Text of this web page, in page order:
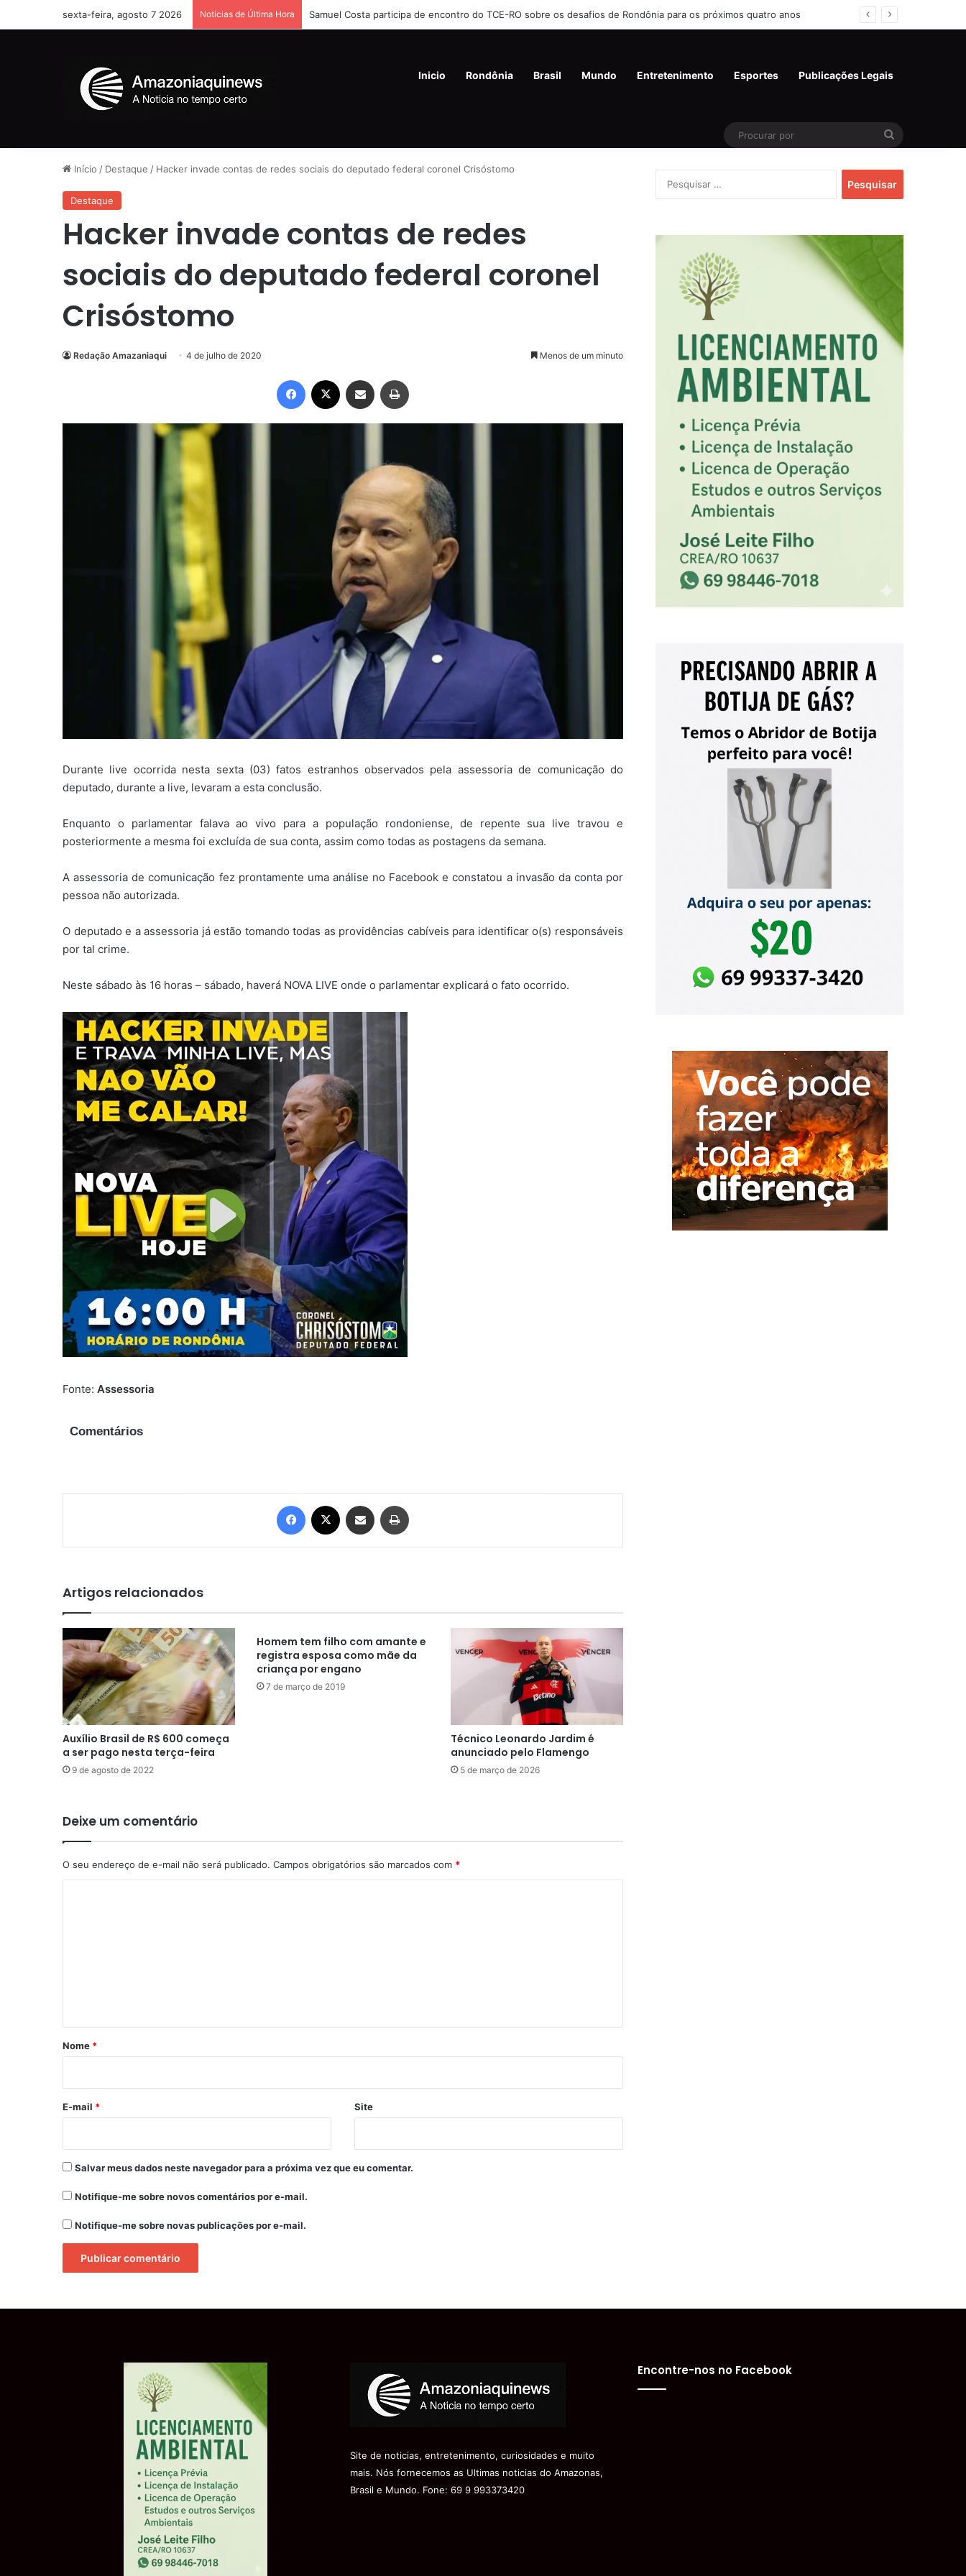
sexta-feira, agosto 7 2026 Notícias de Última Hora Homem mata ex-companheira a facadas e se joga de prédio na Zona Leste de SP
Inicio Rondônia Brasil Mundo Entretenimento Esportes Publicações Legais
Procurar
Início / Destaque / Hacker invade contas de redes sociais do deputado federal coronel Crisóstomo
Destaque
Hacker invade contas de redes
sociais do deputado federal coronel
Crisóstomo
Redação Amazaniaqui 4 de julho de 2020 Menos de um minuto
Facebook Compartilhar via e-mail
Durante live ocorrida nesta sexta (03) fatos estranhos observados pela assessoria de comunicação do
deputado, durante a live, levaram a esta conclusão.
Enquanto o parlamentar falava ao vivo para a população rondoniense, de repente sua live travou e
posteriormente a mesma foi excluída de sua conta, assim como todas as postagens da semana.
A assessoria de comunicação fez prontamente uma análise no Facebook e constatou a invasão da conta por
pessoa não autorizada.
O deputado e a assessoria já estão tomando todas as providências cabíveis para identificar o(s) responsáveis
por tal crime.
Neste sábado às 16 horas – sábado, haverá NOVA LIVE onde o parlamentar explicará o fato ocorrido.
Fonte: Assessoria
Comentários
Facebook Compartilhar via e-mail
Artigos relacionados
Auxílio Brasil de R$ 600 começa
a ser pago nesta terça-feira
9 de agosto de 2022
Homem tem filho com amante e
registra esposa como mãe da
criança por engano
7 de março de 2019
Técnico Leonardo Jardim é
anunciado pelo Flamengo
5 de março de 2026
Deixe um comentário
O seu endereço de e-mail não será publicado. Campos obrigatórios são marcados com *
r
*
Nome *
E-mail * Site
Salvar meus dados neste navegador para a próxima vez que eu comentar.
Notifique-me sobre novos comentários por e-mail.
Notifique-me sobre novas publicações por e-mail.
por:
Site de noticias, entretenimento, curiosidades e muito
mais. Nós fornecemos as Ultimas noticias do Amazonas,
Brasil e Mundo. Fone: 69 9 993373420
Encontre-nos no Facebook